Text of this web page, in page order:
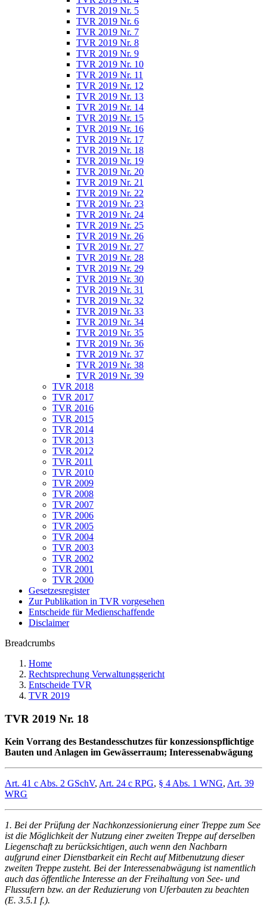
TVR 2019 Nr. 5
TVR 2019 Nr. 6
TVR 2019 Nr. 7
TVR 2019 Nr. 8
TVR 2019 Nr. 9
TVR 2019 Nr. 10
TVR 2019 Nr. 11
TVR 2019 Nr. 12
TVR 2019 Nr. 13
TVR 2019 Nr. 14
TVR 2019 Nr. 15
TVR 2019 Nr. 16
TVR 2019 Nr. 17
TVR 2019 Nr. 18
TVR 2019 Nr. 19
TVR 2019 Nr. 20
TVR 2019 Nr. 21
TVR 2019 Nr. 22
TVR 2019 Nr. 23
TVR 2019 Nr. 24
TVR 2019 Nr. 25
TVR 2019 Nr. 26
TVR 2019 Nr. 27
TVR 2019 Nr. 28
TVR 2019 Nr. 29
TVR 2019 Nr. 30
TVR 2019 Nr. 31
TVR 2019 Nr. 32
TVR 2019 Nr. 33
TVR 2019 Nr. 34
TVR 2019 Nr. 35
TVR 2019 Nr. 36
TVR 2019 Nr. 37
TVR 2019 Nr. 38
TVR 2019 Nr. 39
TVR 2018
TVR 2017
TVR 2016
TVR 2015
TVR 2014
TVR 2013
TVR 2012
TVR 2011
TVR 2010
TVR 2009
TVR 2008
TVR 2007
TVR 2006
TVR 2005
TVR 2004
TVR 2003
TVR 2002
TVR 2001
TVR 2000
Gesetzesregister
Zur Publikation in TVR vorgesehen
Entscheide für Medienschaffende
Disclaimer
Breadcrumbs
Home
Rechtsprechung Verwaltungsgericht
Entscheide TVR
TVR 2019
TVR 2019 Nr. 18
Kein Vorrang des Bestandesschutzes für konzessionspflichtige
Bauten und Anlagen im Gewässerraum; Interessenabwägung
Art. 41 c Abs. 2 GSchV, Art. 24 c RPG, § 4 Abs. 1 WNG, Art. 39
WRG
1. Bei der Prüfung der Nachkonzessionierung einer Treppe zum See
ist die Möglichkeit der Nutzung einer zweiten Treppe auf derselben
Liegenschaft zu berücksichtigen, auch wenn den Nachbarn
aufgrund einer Dienstbarkeit ein Recht auf Mitbenutzung dieser
zweiten Treppe zusteht. Bei der Interessenabwägung ist namentlich
auch das öffentliche Interesse an der Freihaltung von See- und
Flussufern bzw. an der Reduzierung von Uferbauten zu beachten
(E. 3.5.1 f.).